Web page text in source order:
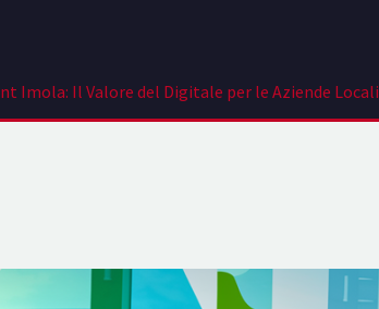
Imola: Il Valore del Digitale per le Aziende Locali